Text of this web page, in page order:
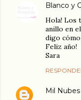
Blanco y
Hola! Los
anillo en
digo
Feliz año!
Sara
Mil